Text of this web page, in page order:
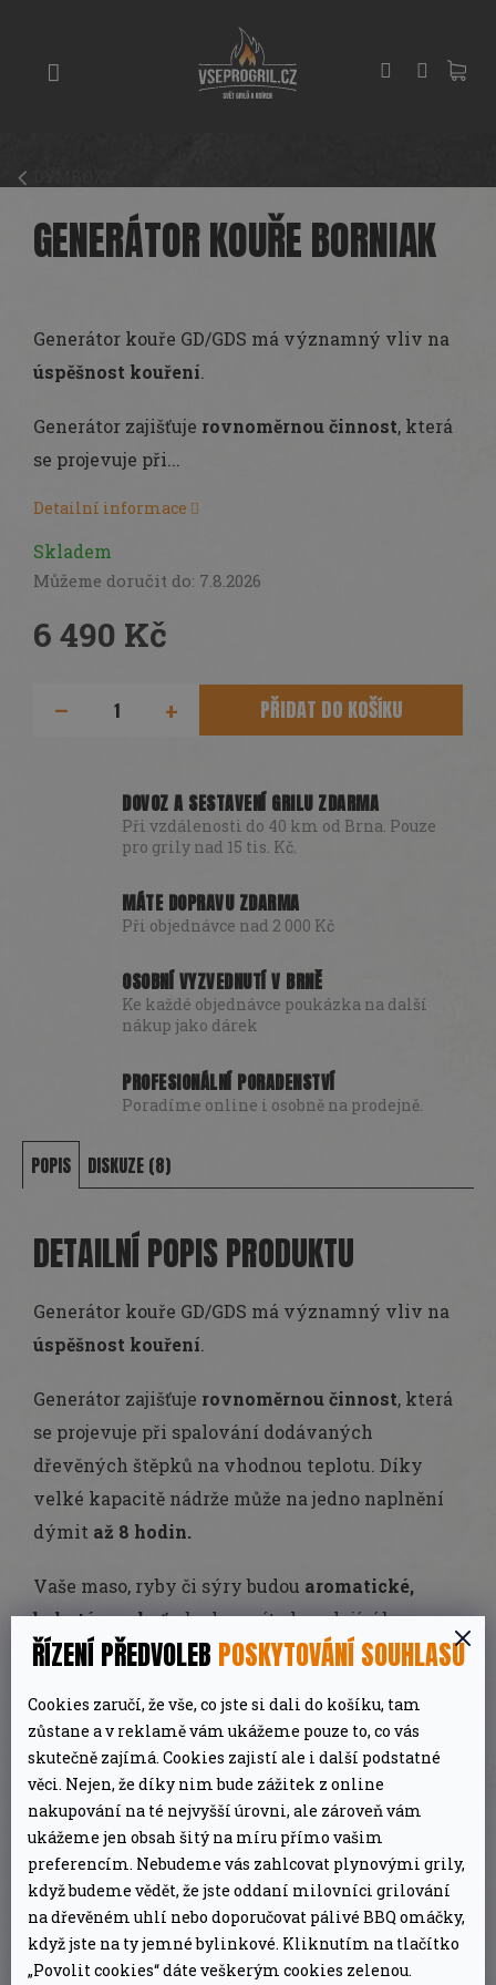
ŘÍZENÍ PŘEDVOLEB POSKYTOVÁNÍ SOUHLASU
Cookies zaručí, že vše, co jste si dali do košíku, tam
zůstane a v reklamě vám ukážeme pouze to, co vás
skutečně zajímá. Cookies zajistí ale i další podstatné
věci. Nejen, že díky nim bude zážitek z online
nakupování na té nejvyšší úrovni, ale zároveň vám
ukážeme jen obsah šitý na míru přímo vašim
preferencím. Nebudeme vás zahlcovat plynovými grily,
když budeme vědět, že jste oddaní milovníci grilování
na dřevěném uhlí nebo doporučovat pálivé BBQ omáčky,
když jste na ty jemné bylinkové. Kliknutím na tlačítko
„Povolit cookies“ dáte veškerým cookies zelenou.
UDÍRNY
DŘEVO
OMÁČKY
DÁRKY
SEZÓNNÍ
SLEVY
GENERÁTOR KOUŘE BORNIAK
6 490 Kč
Skladem
Můžeme doručit do: 7.8.2026
PŘIDAT DO KOŠÍKU
Generátor kouře GD/GDS má významný vliv na
úspěšnost kouření.
Generátor zajišťuje rovnoměrnou činnost, která
se projevuje při...
Detailní informace
DOVOZ A SESTAVENÍ GRILU ZDARMA
Při vzdálenosti do 40 km od Brna. Pouze
pro grily nad 15 tis. Kč.
MÁTE DOPRAVU ZDARMA
Při objednávce nad 2 000 Kč
OSOBNÍ VYZVEDNUTÍ V BRNĚ
Ke každé objednávce poukázka na další
nákup jako dárek
PROFESIONÁLNÍ PORADENSTVÍ
Poradíme online i osobně na prodejně.
POPIS DISKUZE (8)
DETAILNÍ POPIS PRODUKTU
Generátor kouře GD/GDS má významný vliv na
úspěšnost kouření.
Generátor zajišťuje rovnoměrnou činnost, která
se projevuje při spalování dodávaných
dřevěných štěpků na vhodnou teplotu. Díky
velké kapacitě nádrže může na jedno naplnění
dýmit až 8 hodin.
Vaše maso, ryby či sýry budou aromatické,
bohaté na chuťa budou mít okouzlující barvu.
Jednorázové plnění násypky umožňuje u
většiny výrobků kouřit bez přidávání třísek
během procesu.
K regulaci množství vzduchu dodávaného do
udírenské komory využijetevzduchové otvory
Generátor kouře byl vytvořen pro použití s ​​
udírnami Borniak, pokud ale budete mít to
správné upevnění, můžete použít i s jinými